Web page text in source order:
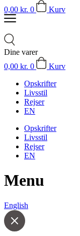
0,00 kr. 0 Kurv
Dine varer
0,00 kr. 0
Kurv
Opskrifter
Livsstil
Rejser
EN
Opskrifter
Livsstil
Rejser
EN
Menu
English